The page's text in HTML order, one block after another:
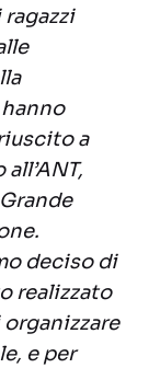
a
deciso di
realizzato
e per